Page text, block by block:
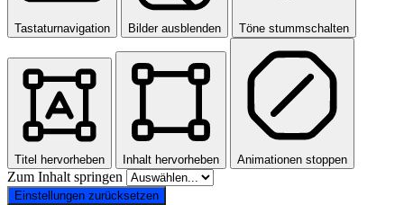
Tastaturnavigation Bilder ausblenden Töne stummschalten
Titel hervorheben Inhalt hervorheben Animationen stoppen
Zum Inhalt springen
Einstellungen zurücksetzen